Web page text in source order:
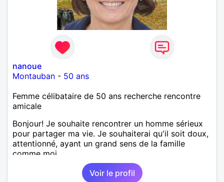
nanoue
Montauban - 50 ans
Femme célibataire de 50 ans recherche rencontre
amicale
Bonjour! Je souhaite rencontrer un homme sérieux
pour partager ma vie. Je souhaiterai qu'il soit doux,
attentionné, ayant un grand sens de la famille
comme moi.
Voir le profil